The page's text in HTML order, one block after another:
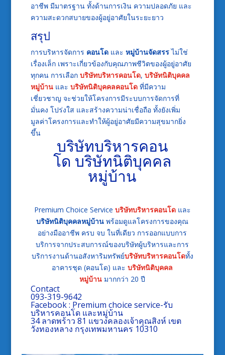
อาชีพ มีมาตรฐาน ทั้งด้านการเงิน ความปลอดภัย และ
ความสะดวกสบายของผู้อยู่อาศัยในระยะยาว
สรุป
การบริหารจัดการ คอนโดและ หมู่บ้านจัดสรรไม่ใช่
เรื่องเล็ก เพราะเกี่ยวข้องกับคุณภาพชีวิตของผู้อยู่อาศัย
ทุกคน การเลือก บริษัทบริหารคอนโด, บริษัทนิติบุคคล
หมู่บ้านและ บริษัทนิติบุคคลคอนโดที่มีความ
เชี่ยวชาญ จะช่วยให้โครงการมีระบบการจัดการที่
มั่นคง โปร่งใส และสร้างความน่าเชื่อถือ ทั้งยังเพิ่ม
มูลค่าโครงการและทำให้ผู้อยู่อาศัยมีความสุขมากยิ่ง
ขึ้น
บริษัทบริหารคอน
โด บริษัทนิติบุคคล
หมู่บ้าน
Premium Choice Service บริษัทบริหารคอนโดและ
บริษัทนิติบุคคลหมู่บ้าน พร้อมดูแลโครงการของคุณ
อย่างมืออาชีพ ครบ จบ ในที่เดียว การออกแบบการ
บริการจากประสบการณ์ของบริษัทผู้บริหารและการ
บริการงานด้านอสังหาริมทรัพย์บริษัทบริหารคอนโดทั้ง
อาคารชุด (คอนโด) และบริษัทนิติบุคคล
หมู่บ้าน มากกว่า 20 ปี
Contact
093-319-9642
Facebook : Premium choice service-รับ
บริหารคอนโด และหมู่บ้าน
34 ลาดพร้าว 81 แขวงคลองเจ้าคุณสิงห์ เขต
วังทองหลาง กรุงเทพมหานคร 10310